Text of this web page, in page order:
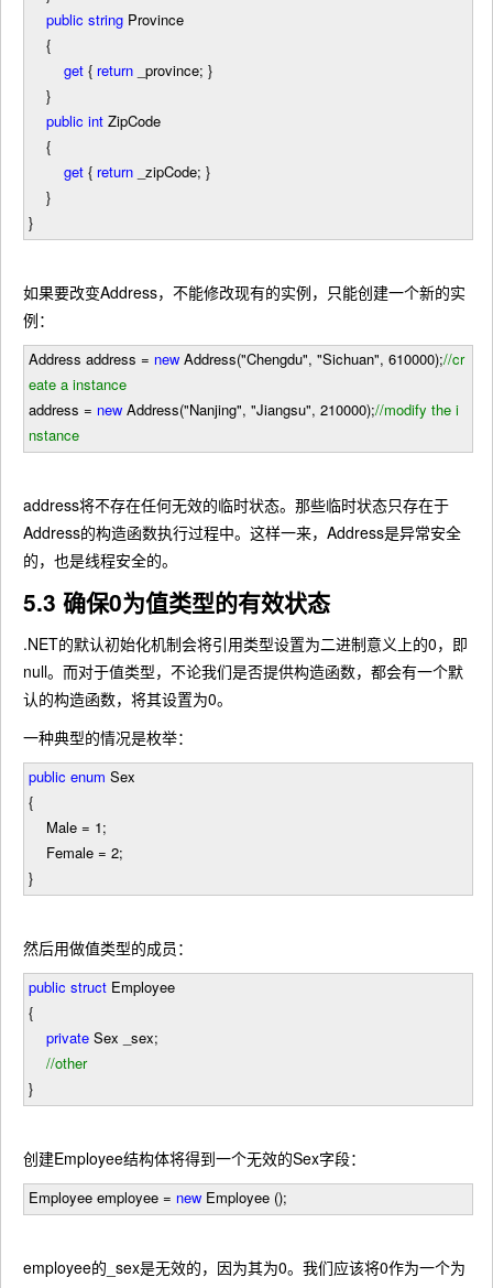
public string Province
{
get { return _province; }
}
public int ZipCode
{
get { return _zipCode; }
}
}
如果要改变Address，不能修改现有的实例，只能创建一个新的实
例：
Address address = new Address("Chengdu", "Sichuan", 610000);//cr
eate a instance
address = new Address("Nanjing", "Jiangsu", 210000);//modify the i
nstance
address将不存在任何无效的临时状态。那些临时状态只存在于
Address的构造函数执行过程中。这样一来，Address是异常安全
的，也是线程安全的。
5.3 确保0为值类型的有效状态
.NET的默认初始化机制会将引用类型设置为二进制意义上的0，即
null。而对于值类型，不论我们是否提供构造函数，都会有一个默
认的构造函数，将其设置为0。
一种典型的情况是枚举：
public enum Sex
{
Male = 1;
Female = 2;
}
然后用做值类型的成员：
public struct Employee
{
private Sex _sex;
//other
}
创建Employee结构体将得到一个无效的Sex字段：
Employee employee = new Employee ();
employee的_sex是无效的，因为其为0。我们应该将0作为一个为